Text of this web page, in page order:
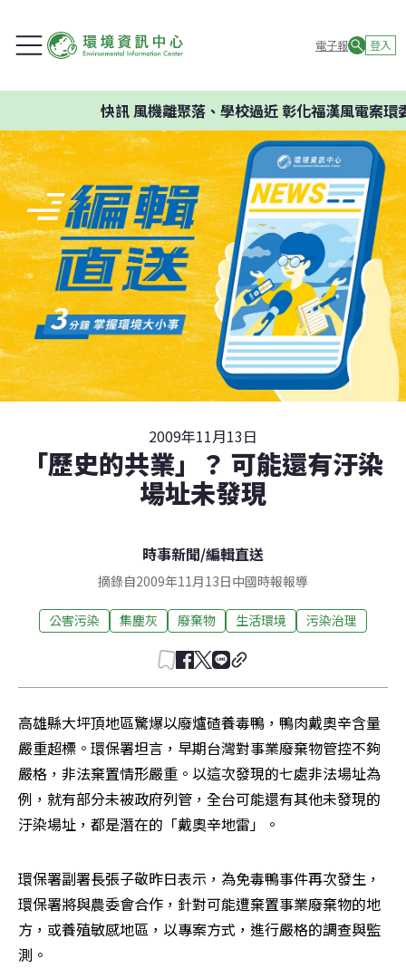
電子報 登入
快訊風機離聚落、學校過近 彰化福漢風電案環委
2009年11月13日
「歷史的共業」？ 可能還有汙染
場址未發現
時事新聞/編輯直送
摘錄自2009年11月13日中國時報報導
公害污染 集塵灰 廢棄物 生活環境 污染治理
高雄縣大坪頂地區驚爆以廢爐碴養毒鴨，鴨肉戴奧辛含量
嚴重超標。環保署坦言，早期台灣對事業廢棄物管控不夠
嚴格，非法棄置情形嚴重。以這次發現的七處非法場址為
例，就有部分未被政府列管，全台可能還有其他未發現的
汙染場址，都是潛在的「戴奧辛地雷」。
環保署副署長張子敬昨日表示，為免毒鴨事件再次發生，
環保署將與農委會合作，針對可能遭棄置事業廢棄物的地
方，或養殖敏感地區，以專案方式，進行嚴格的調查與監
測。